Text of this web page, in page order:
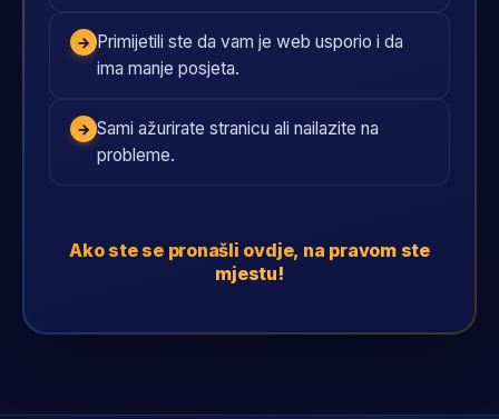
→ Primijetili ste da vam je web usporio i da
ima manje posjeta.
→ Sami ažurirate stranicu ali nailazite na
probleme.
Ako ste se pronašli ovdje, na pravom ste
mjestu!